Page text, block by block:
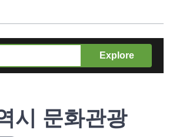
Explore
시 문화관광